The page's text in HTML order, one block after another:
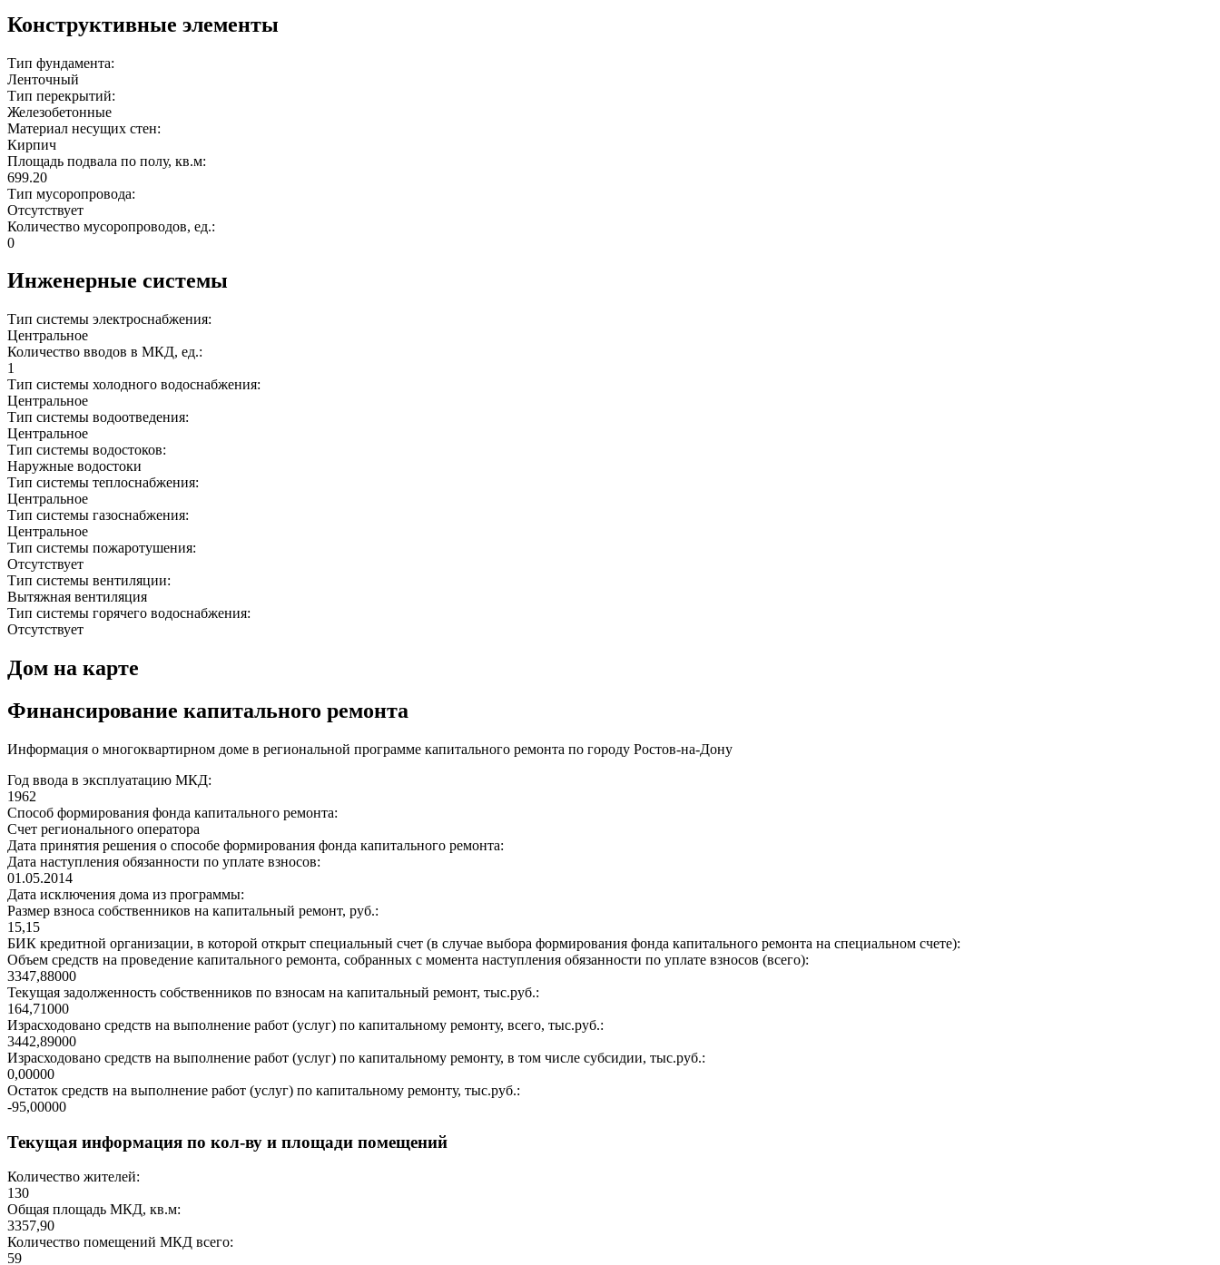
Конструктивные элементы
Тип фундамента:
Ленточный
Тип перекрытий:
Железобетонные
Материал несущих стен:
Кирпич
Площадь подвала по полу, кв.м:
699.20
Тип мусоропровода:
Отсутствует
Количество мусоропроводов, ед.:
0
Инженерные системы
Тип системы электроснабжения:
Центральное
Количество вводов в МКД, ед.:
1
Тип системы холодного водоснабжения:
Центральное
Тип системы водоотведения:
Центральное
Тип системы водостоков:
Наружные водостоки
Тип системы теплоснабжения:
Центральное
Тип системы газоснабжения:
Центральное
Тип системы пожаротушения:
Отсутствует
Тип системы вентиляции:
Вытяжная вентиляция
Тип системы горячего водоснабжения:
Отсутствует
Дом на карте
Финансирование капитального ремонта
Информация о многоквартирном доме в региональной программе капитального ремонта по городу Ростов-на-Дону
Год ввода в эксплуатацию МКД:
1962
Способ формирования фонда капитального ремонта:
Счет регионального оператора
Дата принятия решения о способе формирования фонда капитального ремонта:
Дата наступления обязанности по уплате взносов:
01.05.2014
Дата исключения дома из программы:
Размер взноса собственников на капитальный ремонт, руб.:
15,15
БИК кредитной организации, в которой открыт специальный счет (в случае выбора формирования фонда капитального ремонта на специальном счете):
Объем средств на проведение капитального ремонта, собранных с момента наступления обязанности по уплате взносов (всего):
3347,88000
Текущая задолженность собственников по взносам на капитальный ремонт, тыс.руб.:
164,71000
Израсходовано средств на выполнение работ (услуг) по капитальному ремонту, всего, тыс.руб.:
3442,89000
Израсходовано средств на выполнение работ (услуг) по капитальному ремонту, в том числе субсидии, тыс.руб.:
0,00000
Остаток средств на выполнение работ (услуг) по капитальному ремонту, тыс.руб.:
-95,00000
Текущая информация по кол-ву и площади помещений
Количество жителей:
130
Общая площадь МКД, кв.м:
3357,90
Количество помещений МКД всего:
59